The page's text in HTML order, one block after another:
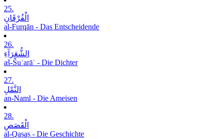
25.
الْفُرْقَانِ
al-Furqān - Das Entscheidende
26.
الشُّعَرَآءِ
aš-Šuʿarāʾ - Die Dichter
27.
النَّمْلِ
an-Naml - Die Ameisen
28.
الْقَصَصِ
al-Qaṣaṣ - Die Geschichte